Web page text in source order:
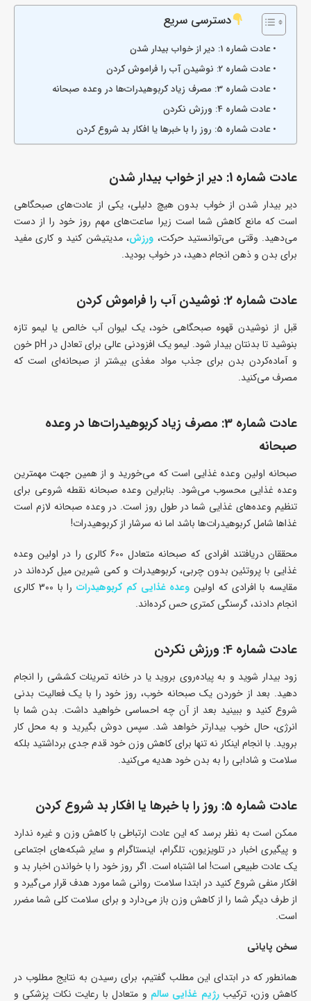
دسترسی سریع
عادت شماره 1: دیر از خواب بیدار شدن
عادت شماره 2: نوشیدن آب را فراموش کردن
عادت شماره 3: مصرف زیاد کربوهیدرات‌ها در وعده صبحانه
عادت شماره 4: ورزش نکردن
عادت شماره 5: روز را با خبرها یا افکار بد شروع کردن
عادت شماره 1: دیر از خواب بیدار شدن
دیر بیدار شدن از خواب بدون هیچ دلیلی، یکی از عادت‌های صبحگاهی
است که مانع کاهش شما است زیرا ساعت‌های مهم روز خود را از دست
می‌دهید. وقتی می‌توانستید حرکت، ورزش، مدیتیشن کنید و کاری مفید
برای بدن و ذهن انجام دهید، در خواب بودید.
عادت شماره 2: نوشیدن آب را فراموش کردن
قبل از نوشیدن قهوه صبحگاهی خود، یک لیوان آب خالص یا لیمو تازه
بنوشید تا بدنتان بیدار شود. لیمو یک افزودنی عالی برای تعادل در pH خون
و آماده‌کردن بدن برای جذب مواد مغذی بیشتر از صبحانه‌ای است که
مصرف می‌کنید.
عادت شماره 3: مصرف زیاد کربوهیدرات‌ها در وعده
صبحانه
صبحانه اولین وعده غذایی است که می‌خورید و از همین جهت مهمترین
وعده غذایی محسوب می‌شود. بنابراین وعده صبحانه نقطه شروعی برای
تنظیم وعده‌های غذایی شما در طول روز است. در وعده صبحانه لازم است
غذاها شامل کربوهیدرات‌ها باشد اما نه سرشار از کربوهیدرات!
محققان دریافتند افرادی که صبحانه متعادل 600 کالری را در اولین وعده
غذایی با پروتئین بدون چربی، کربوهیدرات و کمی شیرین میل کرده‌اند در
مقایسه با افرادی که اولین وعده غذایی کم کربوهیدرات
را با 300 کالری
انجام دادند، گرسنگی کمتری حس کرده‌اند.
عادت شماره 4: ورزش نکردن
زود بیدار شوید و به پیاده‌روی بروید یا در خانه تمرینات کششی را انجام
دهید. بعد از خوردن یک صبحانه خوب، روز خود را با یک فعالیت بدنی
شروع کنید و ببینید بعد از آن چه احساسی خواهید داشت. بدن شما با
انرژی، حال خوب بیدارتر خواهد شد. سپس دوش بگیرید و به محل کار
بروید. با انجام اینکار نه تنها برای کاهش وزن خود قدم جدی برداشتید بلکه
سلامت و شادابی را به بدن خود هدیه می‌کنید.
عادت شماره 5: روز را با خبرها یا افکار بد شروع کردن
ممکن است به نظر برسد که این عادت ارتباطی با کاهش وزن و غیره ندارد
و پیگیری اخبار در تلویزیون، تلگرام، اینستاگرام و سایر شبکه‌های اجتماعی
یک عادت طبیعی است! اما اشتباه است. اگر روز خود را با خواندن اخبار بد و
افکار منفی شروع کنید در ابتدا سلامت روانی شما مورد هدف قرار می‌گیرد و
از طرف دیگر شما را از کاهش وزن باز می‌دارد و برای سلامت کلی شما مضرر
است.
سخن پایانی
همانطور که در ابتدای این مطلب گفتیم، برای رسیدن به نتایج مطلوب‌ در
کاهش وزن، ترکیبرژیم غذایی سالم و متعادل با رعایت نکات پزشکی و